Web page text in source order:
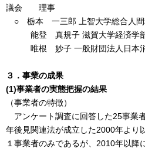
議会 理事
○ 栃本 一三郎 上智大学総合人
能登 真規子 滋賀大学経済学
唯根 妙子 一般財団法人日本
３．事業の成果
(1)事業者の実態把握の結果
（事業者の特徴）
アンケート調査に回答した25事業
年後見関連法が成立した2000年より
１事業者のみであるが、2010年以降